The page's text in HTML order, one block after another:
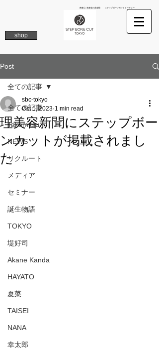
南青山 表参道の美容院 ステップボーンカットトーキョー
shop
Post
全ての記事
Takamitsu
NEWS
リクルート
メディア
セミナー
誕生物語
TOKYO
堤好司
Akane Kanda
HAYATO
夏菜
TAISEI
NANA
幸太郎
全ての記事
理美容新聞にステップボー
ンカットが掲載されまし
た
sbc-tokyo
Oct 1, 2023 1 min read